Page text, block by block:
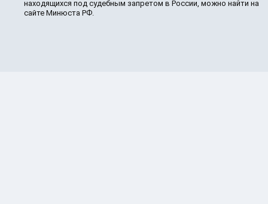
находящихся под судебным запретом в России, можно найти на
сайте Минюста РФ.